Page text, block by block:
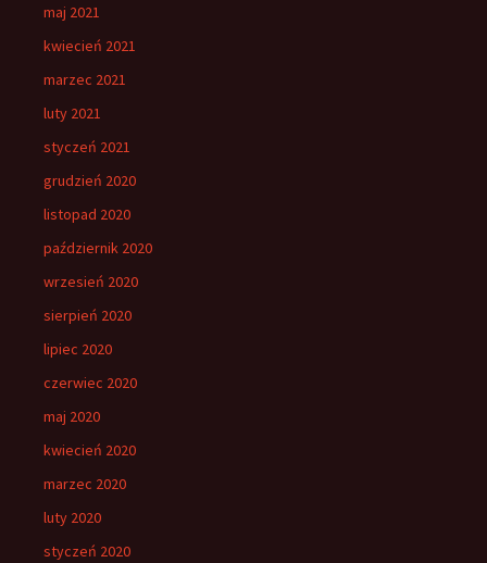
maj 2021
kwiecień 2021
marzec 2021
luty 2021
styczeń 2021
grudzień 2020
listopad 2020
październik 2020
wrzesień 2020
sierpień 2020
lipiec 2020
czerwiec 2020
maj 2020
kwiecień 2020
marzec 2020
luty 2020
styczeń 2020